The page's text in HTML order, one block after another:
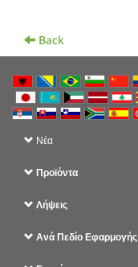
Back
Νέα
Προϊόντα
Λήψεις
Ανά Πεδίο Εφαρμογής